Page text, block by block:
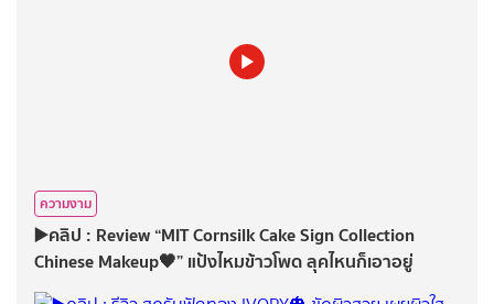
ความงาม
▶️คลิป : Review “MIT Cornsilk Cake Sign Collection
Chinese Makeup🖤” แป้งไหมข้าวโพด ลุคไหนก็เอาอยู่